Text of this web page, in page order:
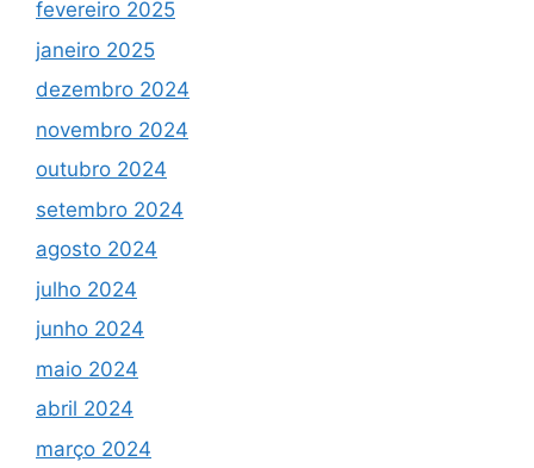
fevereiro 2025
janeiro 2025
dezembro 2024
novembro 2024
outubro 2024
setembro 2024
agosto 2024
julho 2024
junho 2024
maio 2024
abril 2024
março 2024